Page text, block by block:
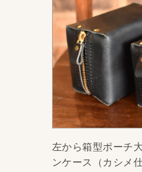
左から箱型ポーチ
ンケース（カシメ仕